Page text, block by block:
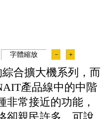
字體縮放 － ＋
合擴大機系列，而
產品線中的中階
非常接近的功能，